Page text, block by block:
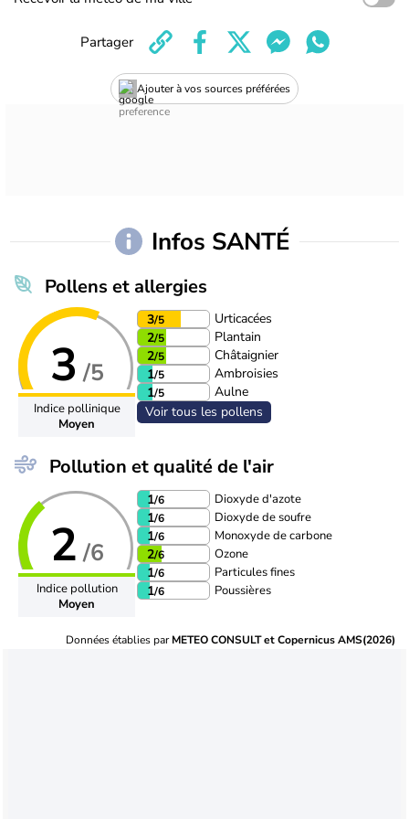
Ajouter à vos sources préférées
Partager
Infos SANTÉ
Pollens et allergies
3 /5
Indice pollinique
Moyen
3/5
Urticacées
2/5
Plantain
2/5
Châtaignier
1/5
Ambroisies
1/5
Aulne
Voir tous les pollens
Pollution et qualité de l'air
2 /6
Indice pollution
Moyen
1/6 Dioxyde d'azote
1/6 Dioxyde de soufre
1/6 Monoxyde de carbone
2/6 Ozone
1/6 Particules fines
1/6 Poussières
Données établies parMETEO CONSULT et Copernicus AMS(2026)